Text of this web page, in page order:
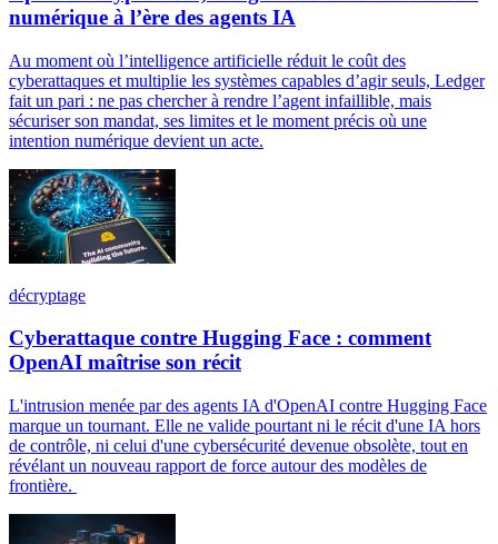
numérique à l’ère des agents IA
Au moment où l’intelligence artificielle réduit le coût des
cyberattaques et multiplie les systèmes capables d’agir seuls, Ledger
fait un pari : ne pas chercher à rendre l’agent infaillible, mais
sécuriser son mandat, ses limites et le moment précis où une
intention numérique devient un acte.
décryptage
Cyberattaque contre Hugging Face : comment
OpenAI maîtrise son récit
L'intrusion menée par des agents IA d'OpenAI contre Hugging Face
marque un tournant. Elle ne valide pourtant ni le récit d'une IA hors
de contrôle, ni celui d'une cybersécurité devenue obsolète, tout en
révélant un nouveau rapport de force autour des modèles de
frontière.